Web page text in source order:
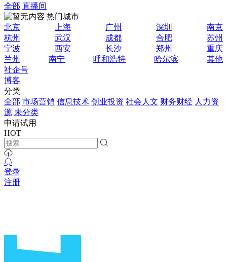
全部 直播间
热门城市
北京
上海 广州 深圳
南京
杭州
武汉 成都 合肥
苏州
宁波
西安 长沙 郑州
重庆
兰州
南宁 呼和浩特 哈尔滨
其他
社企号
博客
分类
全部 市场营销 信息技术 创业投资 社会人文 财务财经 人力资
源 未分类
申请试用
HOT
登录
注册